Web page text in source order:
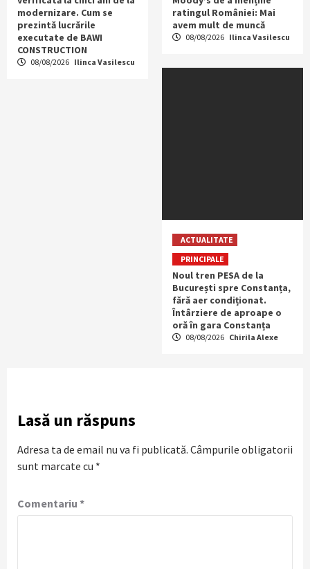
modernizare. Cum se
prezintă lucrările
executate de BAWI
CONSTRUCTION
08/08/2026 Ilinca Vasilescu
ratingul României: Mai
avem mult de muncă
08/08/2026 Ilinca Vasilescu
ACTUALITATE
PRINCIPALE
Noul tren PESA de la
București spre Constanța,
fără aer condiționat.
Întârziere de aproape o
oră în gara Constanța
08/08/2026 Chirila Alexe
Lasă un răspuns
Adresa ta de email nu va fi publicată. Câmpurile obligatorii
sunt marcate cu *
Comentariu *